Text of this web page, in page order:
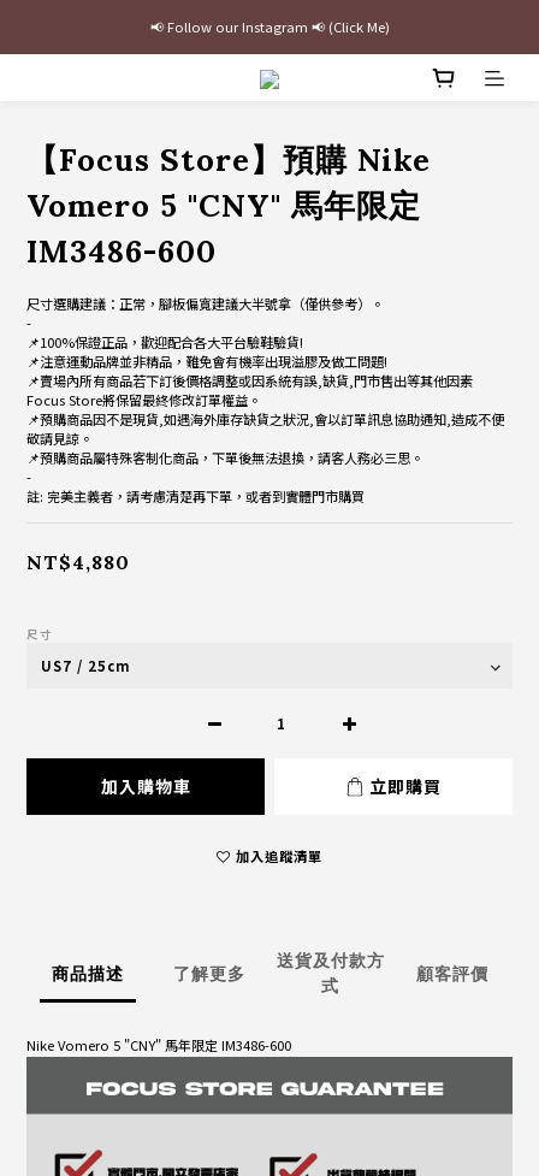
最新三方聯名倒鉤，火熱預購接單中🔥
加入官網會員即贈$100購物金
【Focus Store】預購 Nike
Vomero 5 "CNY" 馬年限定
IM3486-600
尺寸選購建議：正常，腳板偏寬建議大半號拿（僅供參考）。
-
📌100%保證正品，歡迎配合各大平台驗鞋驗貨!
📌注意運動品牌並非精品，難免會有機率出現溢膠及做工問題!
📌賣場內所有商品若下訂後價格調整或因系統有誤,缺貨,門市售出等其他因素
Focus Store將保留最終修改訂單權益。
📌預購商品因不是現貨,如遇海外庫存缺貨之狀況,會以訂單訊息協助通知,造成不便
敬請見諒。
📌預購商品屬特殊客制化商品，下單後無法退換，請客人務必三思。
-
註: 完美主義者，請考慮清楚再下單，或者到實體門市購買
NT$4,880
尺寸
加入購物車 立即購買
加入追蹤清單
商品描述 了解更多
送貨及付款方
式
顧客評價
Nike Vomero 5 "CNY" 馬年限定 IM3486-600